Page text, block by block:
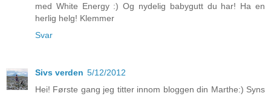
med White Energy :) Og nydelig babygutt du har! Ha en
herlig helg! Klemmer
Svar
Sivs verden 5/12/2012
Hei! Første gang jeg titter innom bloggen din Marthe:) Syns